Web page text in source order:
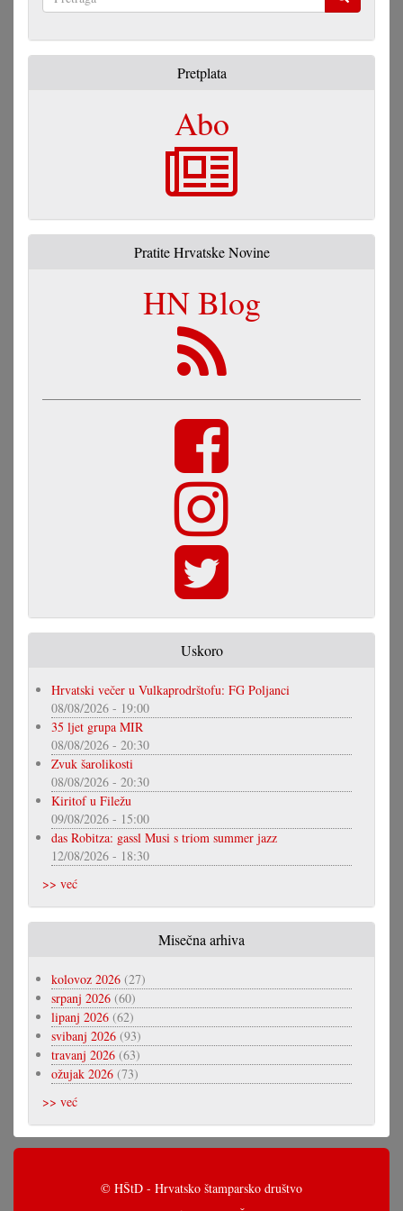
Pretplata
Abo
Pratite Hrvatske Novine
HN Blog
Uskoro
Hrvatski večer u Vulkaprodrštofu: FG Poljanci
08/08/2026 - 19:00
35 ljet grupa MIR
08/08/2026 - 20:30
Zvuk šarolikosti
08/08/2026 - 20:30
Kiritof u Filežu
09/08/2026 - 15:00
das Robitza: gassl Musi s triom summer jazz
12/08/2026 - 18:30
>> već
Misečna arhiva
kolovoz 2026 (27)
srpanj 2026 (60)
lipanj 2026 (62)
svibanj 2026 (93)
travanj 2026 (63)
ožujak 2026 (73)
>> već
© HŠtD - Hrvatsko štamparsko društvo